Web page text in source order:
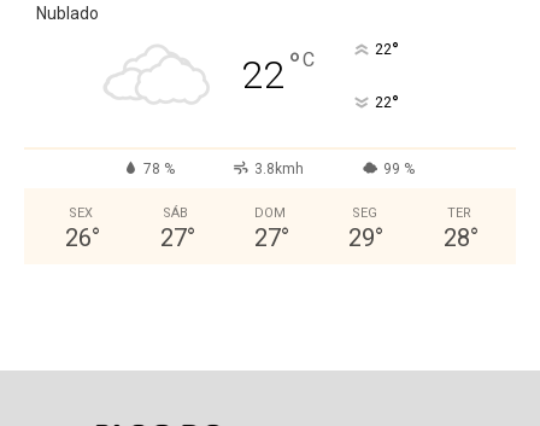
Nublado
22°C 22°
22°
78 % 3.8kmh 99 %
SEX
26°
SÁB
27°
DOM
27°
SEG
29°
TER
28°